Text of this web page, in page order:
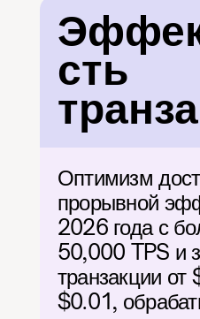
сть
Оптимизм
прорывной
2026 года с
50,000 TPS и
транзакции
$0.01,